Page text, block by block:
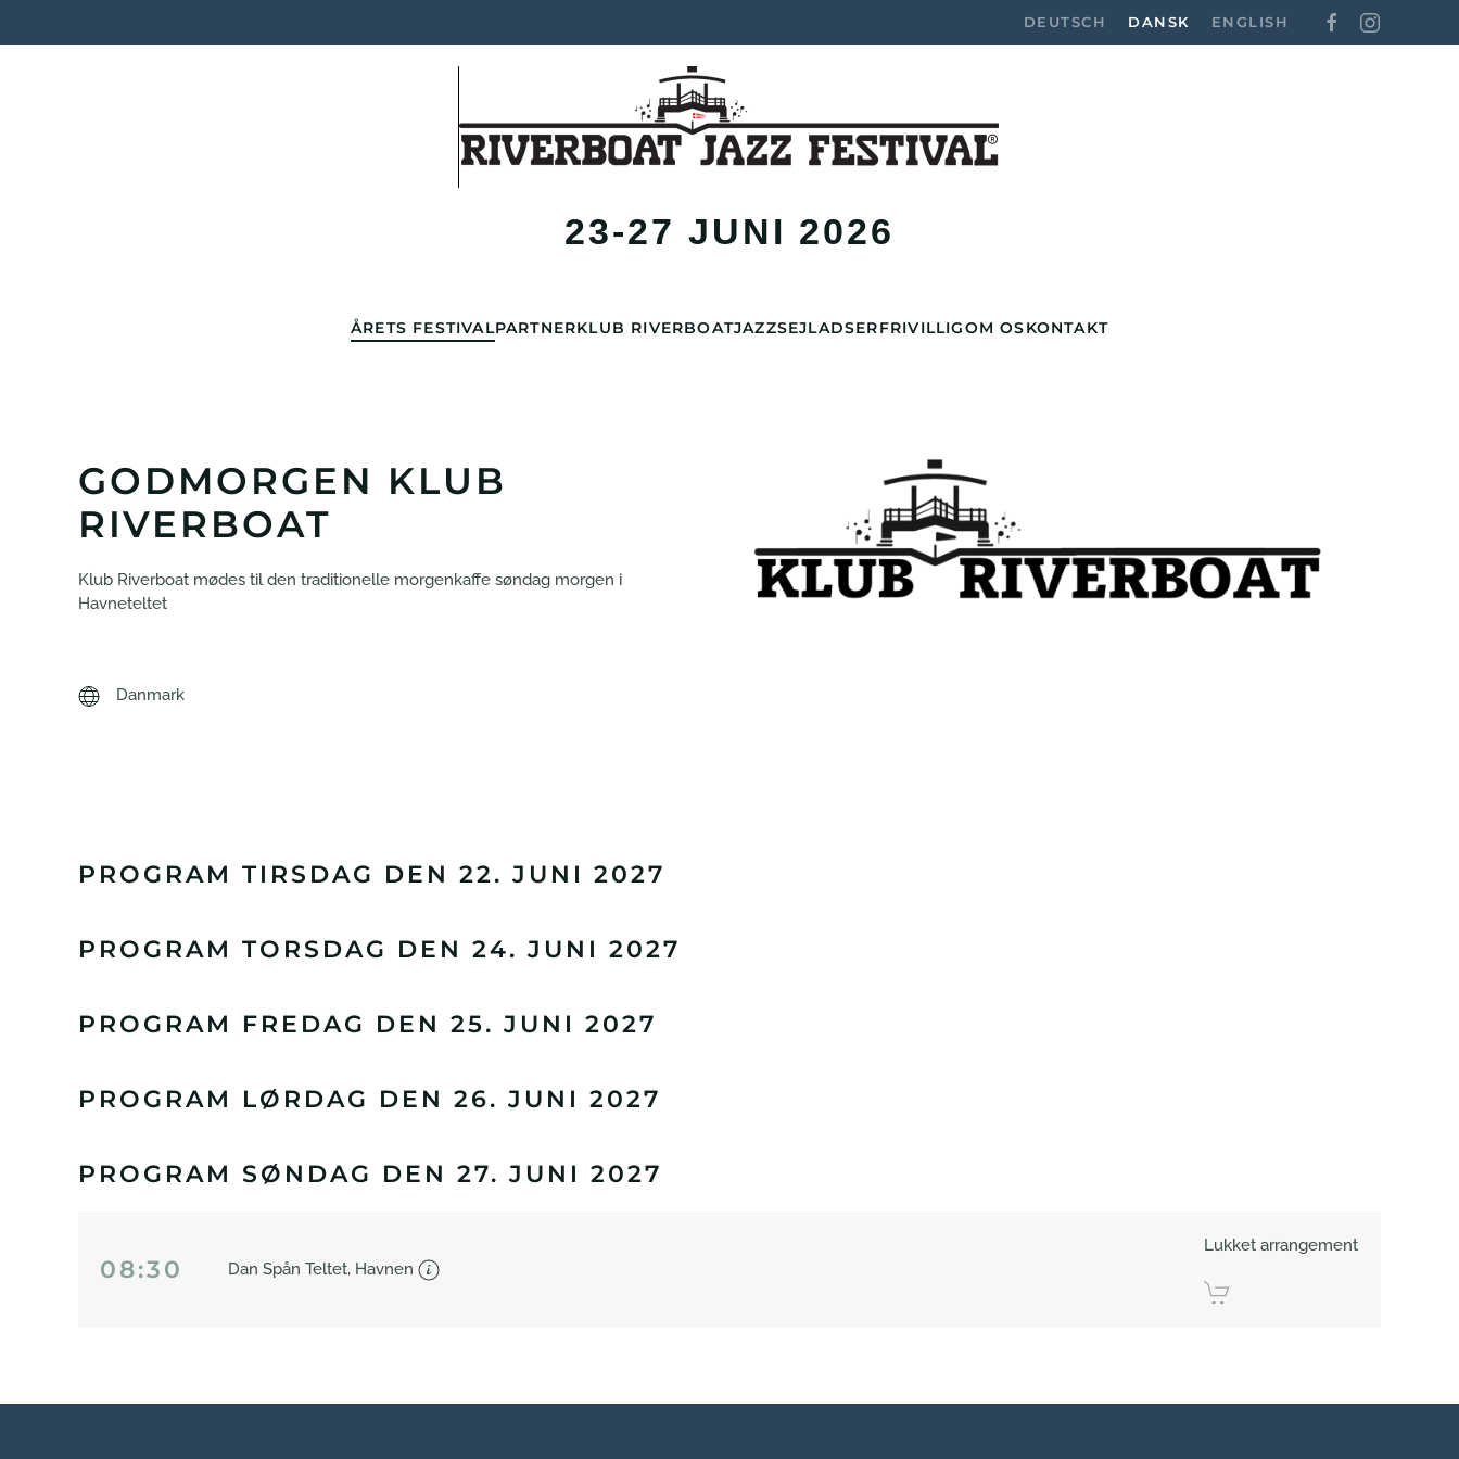
DEUTSCH DANSK ENGLISH
23-27 JUNI 2026
ÅRETS FESTIVALPARTNERKLUB RIVERBOATJAZZSEJLADSERFRIVILLIGOM OSKONTAKT
GODMORGEN KLUB
RIVERBOAT
Klub Riverboat mødes til den traditionelle morgenkaffe søndag morgen i
Havneteltet
Danmark
PROGRAM TIRSDAG DEN 22. JUNI 2027
PROGRAM TORSDAG DEN 24. JUNI 2027
PROGRAM FREDAG DEN 25. JUNI 2027
PROGRAM LØRDAG DEN 26. JUNI 2027
PROGRAM SØNDAG DEN 27. JUNI 2027
08:30 Dan Spån Teltet, Havnen
Lukket arrangement